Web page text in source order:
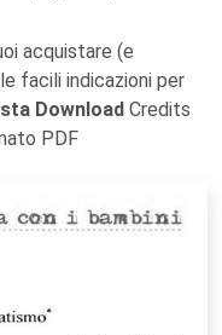
acquistare (e
facili indicazioni per
Download Credits
PDF